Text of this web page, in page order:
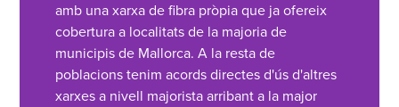
amb una xarxa de fibra pròpia que ja ofereix
cobertura a localitats de la majoria de
municipis de Mallorca. A la resta de
poblacions tenim acords directes d'ús d'altres
xarxes a nivell majorista arribant a la major